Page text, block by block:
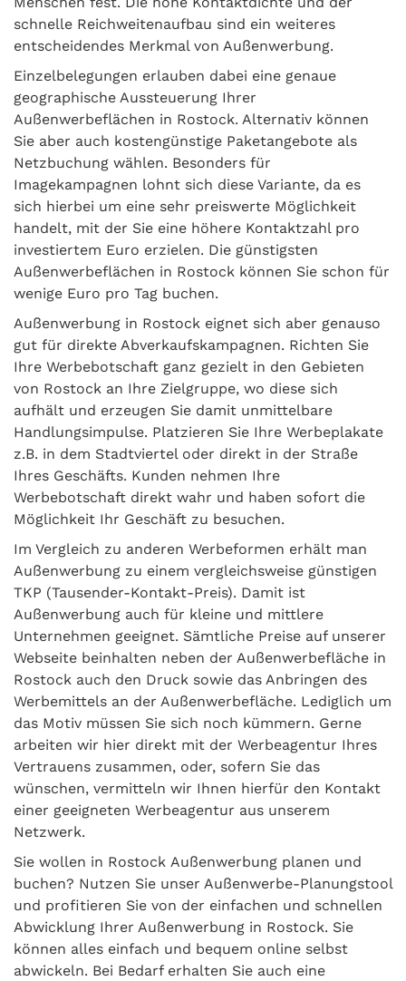
schnelle Reichweitenaufbau sind ein weiteres
entscheidendes Merkmal von Außenwerbung.
Einzelbelegungen erlauben dabei eine genaue
geographische Aussteuerung Ihrer
Außenwerbeflächen in Rostock. Alternativ können
Sie aber auch kostengünstige Paketangebote als
Netzbuchung wählen. Besonders für
Imagekampagnen lohnt sich diese Variante, da es
sich hierbei um eine sehr preiswerte Möglichkeit
handelt, mit der Sie eine höhere Kontaktzahl pro
investiertem Euro erzielen. Die günstigsten
Außenwerbeflächen in Rostock können Sie schon für
wenige Euro pro Tag buchen.
Außenwerbung in Rostock eignet sich aber genauso
gut für direkte Abverkaufskampagnen. Richten Sie
Ihre Werbebotschaft ganz gezielt in den Gebieten
von Rostock an Ihre Zielgruppe, wo diese sich
aufhält und erzeugen Sie damit unmittelbare
Handlungsimpulse. Platzieren Sie Ihre Werbeplakate
z.B. in dem Stadtviertel oder direkt in der Straße
Ihres Geschäfts. Kunden nehmen Ihre
Werbebotschaft direkt wahr und haben sofort die
Möglichkeit Ihr Geschäft zu besuchen.
Im Vergleich zu anderen Werbeformen erhält man
Außenwerbung zu einem vergleichsweise günstigen
TKP (Tausender-Kontakt-Preis). Damit ist
Außenwerbung auch für kleine und mittlere
Unternehmen geeignet. Sämtliche Preise auf unserer
Webseite beinhalten neben der Außenwerbefläche in
Rostock auch den Druck sowie das Anbringen des
Werbemittels an der Außenwerbefläche. Lediglich um
das Motiv müssen Sie sich noch kümmern. Gerne
arbeiten wir hier direkt mit der Werbeagentur Ihres
Vertrauens zusammen, oder, sofern Sie das
wünschen, vermitteln wir Ihnen hierfür den Kontakt
einer geeigneten Werbeagentur aus unserem
Netzwerk.
Sie wollen in Rostock Außenwerbung planen und
buchen? Nutzen Sie unser Außenwerbe-Planungstool
und profitieren Sie von der einfachen und schnellen
Abwicklung Ihrer Außenwerbung in Rostock. Sie
können alles einfach und bequem online selbst
abwickeln. Bei Bedarf erhalten Sie auch eine